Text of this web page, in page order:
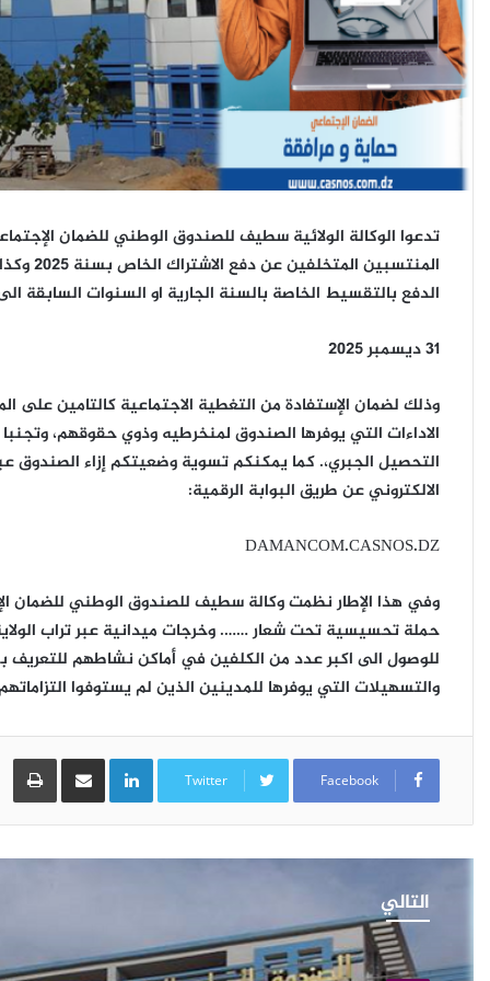
تدعوا الوكالة الولائية سطيف للصندوق الوطني للضمان
المنتسبين المتخلفين عن دفع الاشتراك الخاص بسنة 2025 وكذا المستفدين من جداول
الدفع بالتقسيط الخاصة بالسنة الجارية او السنوات
31 ديسمبر 2025
وذلك لضمان الإستفادة من التغطية الاجتماعية كالتامين على
الاداءات التي يوفرها الصندوق لمنخرطيه وذوي حقوقهم،
التحصيل الجبري،. كما يمكنكم تسوية وضعيتكم إزاء الصندوق
الالكتروني عن طريق البوابة الرقمية:
DAMANCOM.CASNOS.DZ
وفي هذا الإطار نظمت وكالة سطيف للصندوق الوطني للضمان
حملة تحسيسية تحت شعار ……. وخرجات ميدانية عبر تراب
للوصول الى اكبر عدد من الكلفين في أماكن نشاطهم للتعريف
والتسهيلات التي يوفرها للمدينين الذين لم يستوفوا
Facebook
Twitter
LinkedInمشاركة عبر البريد
التالي
إقليمية
حملة تحسيسية
بمناسبة اطلاق باقتين
بيان
صحفي
:
الضمان
الاجتماعي
2026-03-28
بيان صحفي : وزارة العمل
الاجتماعي